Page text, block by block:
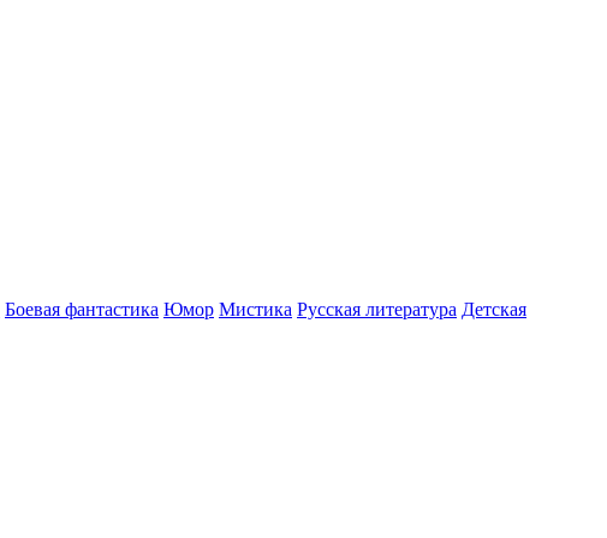
Боевая фантастика Юмор Мистика Русская литература Детская